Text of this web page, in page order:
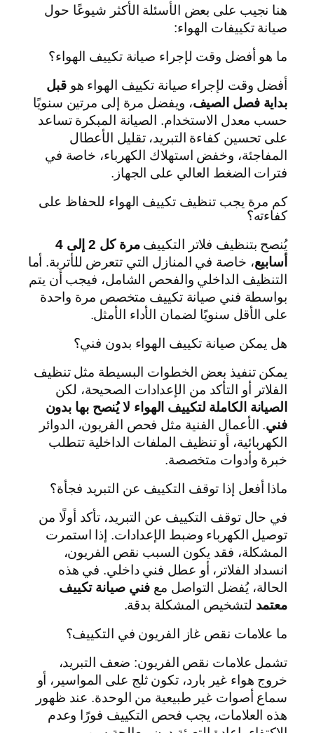
هنا نجيب على بعض الأسئلة الأكثر شيوعًا حول
صيانة تكييفات الهواء:
ما هو أفضل وقت لإجراء صيانة تكييف الهواء؟
أفضل وقت لإجراء صيانة تكييف الهواء هوقبل
بداية فصل الصيف، ويفضل مرة إلى مرتين سنويًا
حسب معدل الاستخدام. الصيانة المبكرة تساعد
على تحسين كفاءة التبريد، تقليل الأعطال
المفاجئة، وخفض استهلاك الكهرباء، خاصة في
فترات الضغط العالي على الجهاز.
كم مرة يجب تنظيف تكييف الهواء للحفاظ على
كفاءته؟
يُنصح بتنظيف فلاتر التكييف
مرة كل 2 إلى 4
أسابيع، خاصة في المنازل التي تتعرض للأتربة. أما
التنظيف الداخلي والفحص الشامل، فيجب أن يتم
بواسطة فني صيانة تكييف متخصص مرة واحدة
على الأقل سنويًا لضمان الأداء الأمثل.
هل يمكن صيانة تكييف الهواء بدون فني؟
يمكن تنفيذ بعض الخطوات البسيطة مثل تنظيف
الفلاتر أو التأكد من الإعدادات الصحيحة، لكن
الصيانة الكاملة لتكييف الهواء لا يُنصح بها بدون
فني. الأعمال الفنية مثل فحص الفريون، الدوائر
الكهربائية، أو تنظيف الملفات الداخلية تتطلب
خبرة وأدوات متخصصة.
ماذا أفعل إذا توقف التكييف عن التبريد فجأة؟
في حال توقف التكييف عن التبريد، تأكد أولًا من
توصيل الكهرباء وضبط الإعدادات. إذا استمرت
المشكلة، فقد يكون السبب نقص الفريون،
انسداد الفلاتر، أو عطل فني داخلي. في هذه
الحالة، يُفضل التواصل مع فني صيانة تكييف
معتمد لتشخيص المشكلة بدقة.
ما علامات نقص غاز الفريون في التكييف؟
تشمل علامات نقص الفريون: ضعف التبريد،
خروج هواء غير بارد، تكون ثلج على المواسير، أو
سماع أصوات غير طبيعية من الوحدة. عند ظهور
هذه العلامات، يجب فحص التكييف فورًا وعدم